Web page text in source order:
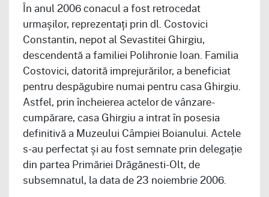
În anul 2006 conacul a fost retrocedat
urmașilor, reprezentați prin dl. Costovici
Constantin, nepot al Sevastitei Ghirgiu,
descendentă a familiei Polihronie Ioan. Familia
Costovici, datorită imprejurărilor, a beneficiat
pentru despăgubire numai pentru casa Ghirgiu.
Astfel, prin încheierea actelor de vânzare-
cumpărare, casa Ghirgiu a intrat în posesia
definitivă a Muzeului Câmpiei Boianului. Actele
s-au perfectat și au fost semnate prin delegație
din partea Primăriei Drăgănesti-Olt, de
subsemnatul, la data de 23 noiembrie 2006.